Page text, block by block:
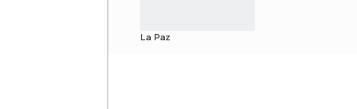
La Paz